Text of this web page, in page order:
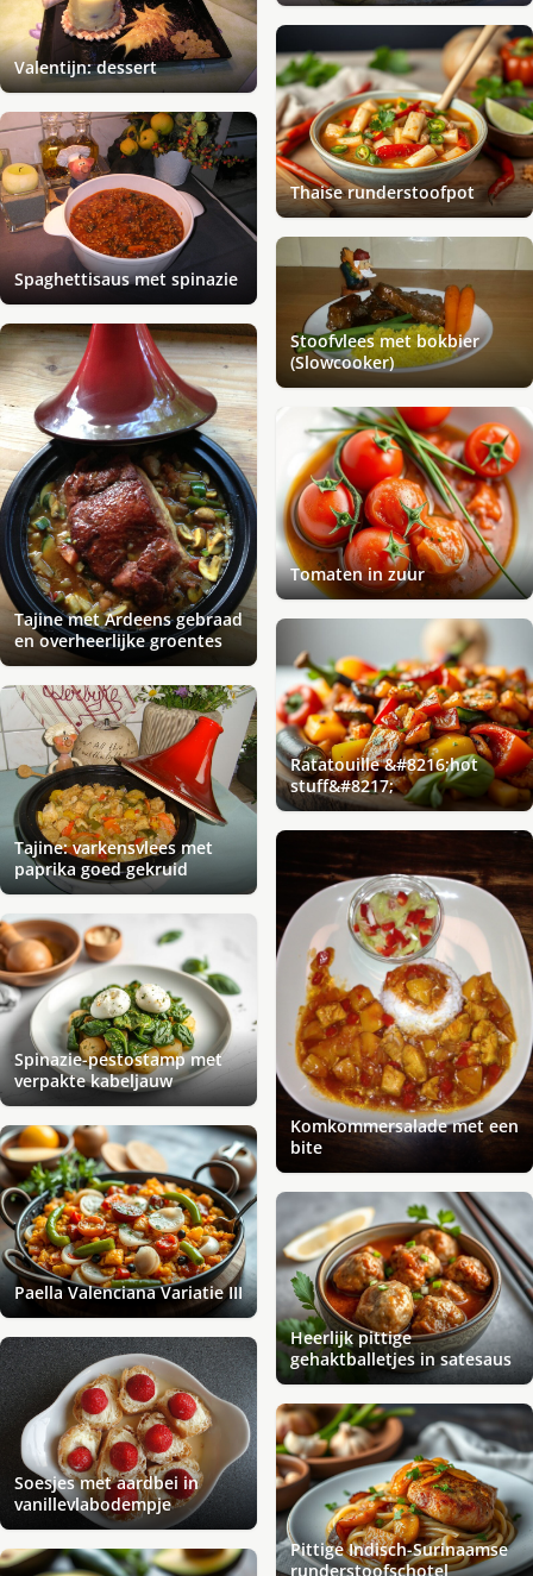
Valentijn: dessert
Thaise runderstoofpot
Spaghettisaus met spinazie
Stoofvlees met bokbier
(Slowcooker)
Tajine met Ardeens gebraad
en overheerlijke groentes
Tomaten in zuur
Ratatouille &#8216;hot
stuff&#8217;
Tajine: varkensvlees met
paprika goed gekruid
Komkommersalade met een
bite
Spinazie-pestostamp met
verpakte kabeljauw
Paella Valenciana Variatie III
Heerlijk pittige
gehaktballetjes in satesaus
Soesjes met aardbei in
vanillevlabodempje
Pittige Indisch-Surinaamse
runderstoofschotel